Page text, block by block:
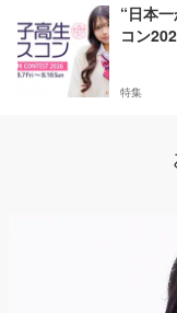
“日本
コン
特集